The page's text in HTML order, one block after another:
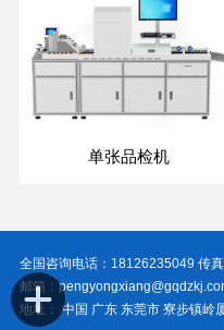
单张品检机
全国咨询电话：18126235049 传
邮箱：
地址： 中国 广东 东莞市 寮步镇岭